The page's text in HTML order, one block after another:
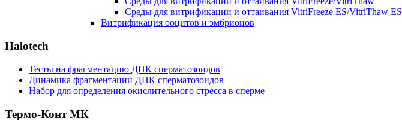
Среды для витрификации и оттаивания VitriFreeze ES/VitriThaw ES
Витрификация ооцитов и эмбрионов
Halotech
Тесты на фрагментацию ДНК сперматозоидов
Динамика фрагментации ДНК сперматозоидов
Набор для определения окислительного стресса в сперме
Термо-Конт МК